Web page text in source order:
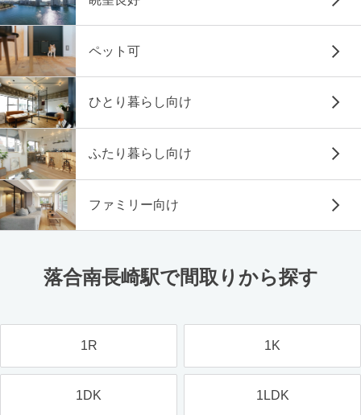
ペット可
ひとり暮らし向け
ふたり暮らし向け
ファミリー向け
落合南長崎駅で間取りから探す
1R 1K
1DK 1LDK